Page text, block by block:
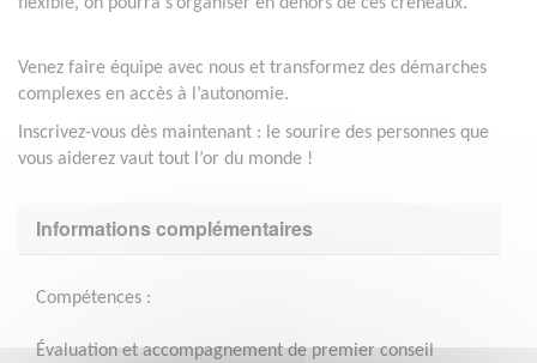
Venez faire équipe avec nous et transformez des démarches
complexes en accès à l’autonomie.
Inscrivez-vous dès maintenant : le sourire des personnes que
vous aiderez vaut tout l’or du monde !
Informations complémentaires
Compétences :
Évaluation et accompagnement de premier conseil